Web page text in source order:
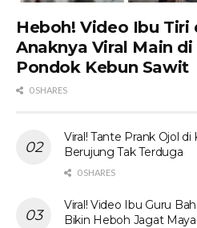
Heboh! Video Ibu Tiri
Anaknya Viral Main
Pondok Kebun Sawit
0 SHARES
Viral! Tante Prank Ojol
Berujung Tak Terduga
0 SHARES
Viral! Video Ibu Guru
Bikin Heboh Jagat Maya